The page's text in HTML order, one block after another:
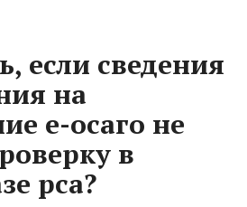
если сведения
на
е-осаго не
в
рса?